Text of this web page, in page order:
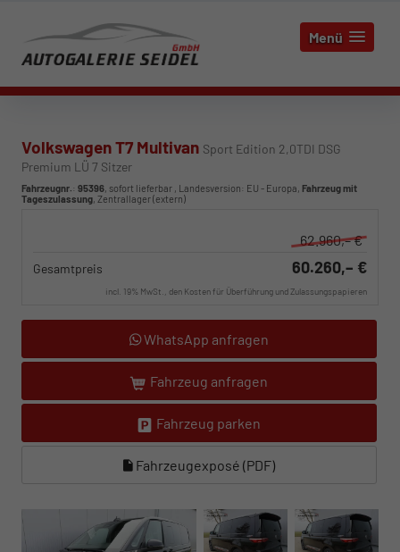
Menü
Volkswagen T7 Multivan Sport Edition 2,0TDI DSG
Premium LÜ 7 Sitzer
Fahrzeugnr.: 95396, sofort lieferbar , Landesversion: EU - Europa, Fahrzeug mit
Tageszulassung, Zentrallager (extern)
62.960,– €
Gesamtpreis 60.260,– €
incl. 19% MwSt., den Kosten für Überführung und Zulassungspapieren
WhatsApp anfragen
Fahrzeug anfragen
Fahrzeug parken
Fahrzeugexposé (PDF)